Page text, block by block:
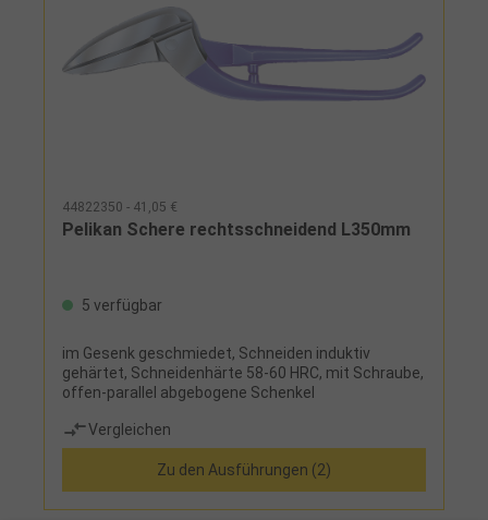
44822350 - 41,05 €
Pelikan Schere rechtsschneidend L350mm
5 verfügbar
im Gesenk geschmiedet, Schneiden induktiv
gehärtet, Schneidenhärte 58-60 HRC, mit Schraube,
offen-parallel abgebogene Schenkel
Vergleichen
Zu den Ausführungen (2)